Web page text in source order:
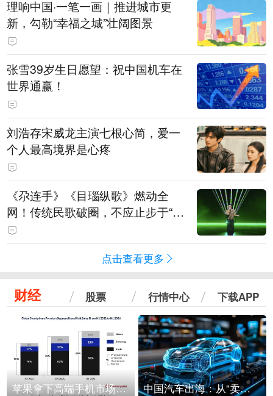
理响中国·一笔一画｜推进城市更
新，勾勒“幸福之城”壮阔图景
张雪39岁生日愿望：祝中国机车在
世界通赢！
刘浩存宋威龙主演七根心简，爱一
个人最高境界是心疼
《尕连手》《目瑙纵歌》燃动全
网！传统民歌破圈，不应止步于“上
头”
点击查看更多
财经 股票 行情中心 下载APP
苹果拿下高端手机市场65%的份额：iPhone 17系列功不可没 中国汽车出海：从“卖出去”到“走进去”